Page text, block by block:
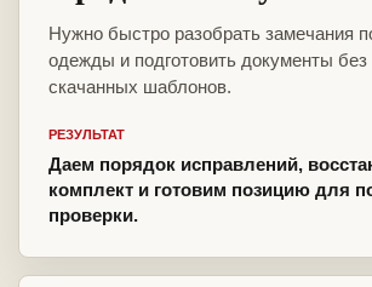
Нужно быстро разобрать замечания
одежды и подготовить документы без
скачанных шаблонов.
РЕЗУЛЬТАТ
Даем порядок исправлений,
комплект и готовим позицию для
проверки.